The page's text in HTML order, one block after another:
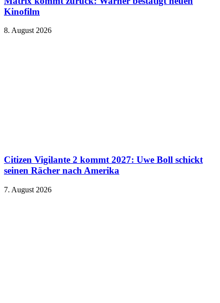
Kinofilm
8. August 2026
Citizen Vigilante 2 kommt 2027: Uwe Boll schickt
seinen Rächer nach Amerika
7. August 2026